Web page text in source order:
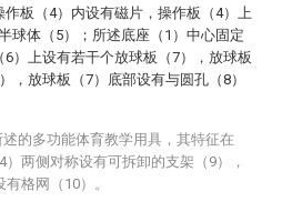
板（4）内设有磁片，操作板（4）上
球体（5）；所述底座（1）中心固定
）上设有若干个放球板（7），放球板
，放球板（7）底部设有与圆孔（8）
的多功能体育教学用具，其特征在
两侧对称设有可拆卸的支架（9），
格网（10）。